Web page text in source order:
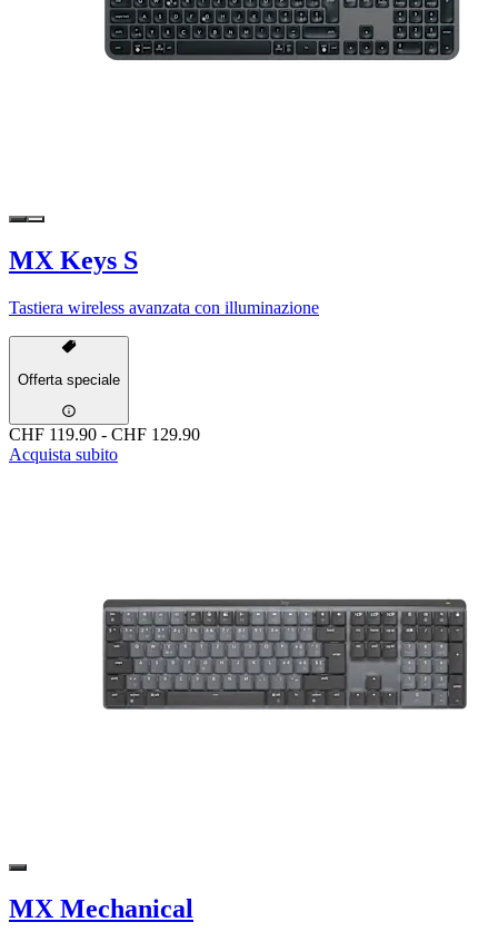
MX Keys S
Tastiera wireless avanzata con illuminazione
Offerta speciale
CHF 119.90 - CHF 129.90
Acquista subito
MX Mechanical